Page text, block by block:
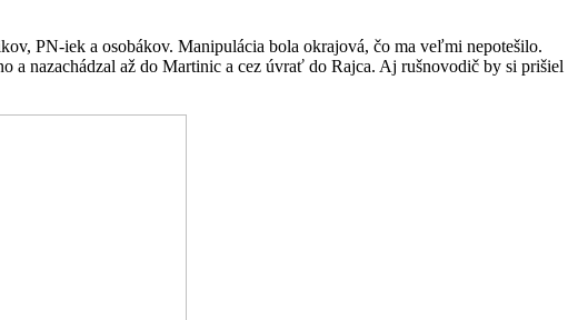
PN-iek a osobákov. Manipulácia bola okrajová, čo ma veľmi nepotešilo.
nazachádzal až do Martinic a cez úvrať do Rajca. Aj rušnovodič by si prišiel